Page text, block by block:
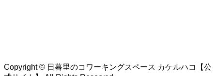
Copyright © 日暮里のコワーキングスペース カケルハコ【公